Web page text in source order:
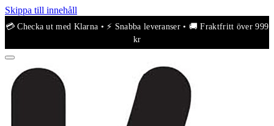
Skippa till innehåll